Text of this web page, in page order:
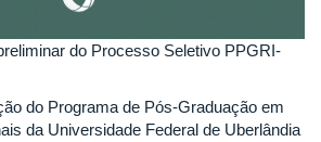
do Processo Seletivo PPGRI-
do Programa de Pós-Graduação em
da Universidade Federal de Uberlândia